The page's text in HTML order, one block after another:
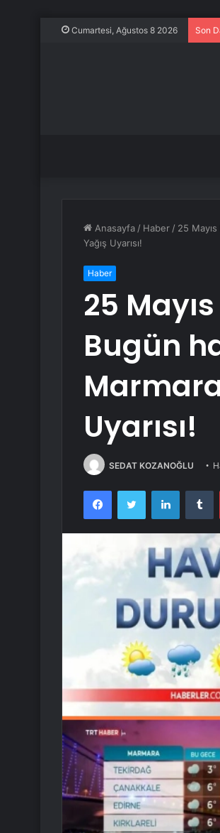
Cumartesi, Ağustos 8 2026 Son
Anasayfa / Haber / 25
Yağış Uyarısı!
Haber
25
Bugün
Uyarısı!
SEDAT KOZANOĞLU
FacebookTwitter LinkedIn